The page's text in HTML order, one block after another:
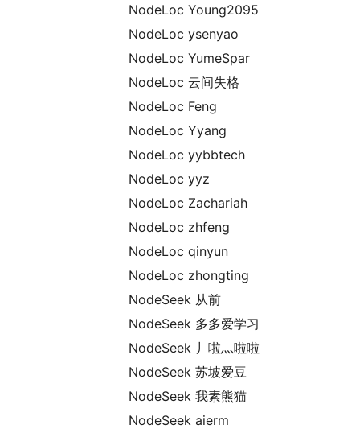
NodeLoc Young2095
NodeLoc ysenyao
NodeLoc YumeSpar
NodeLoc 云间失格
NodeLoc Feng
NodeLoc Yyang
NodeLoc yybbtech
NodeLoc yyz
NodeLoc Zachariah
NodeLoc zhfeng
NodeLoc qinyun
NodeLoc zhongting
NodeSeek 从前
NodeSeek 多多爱学习
NodeSeek 丿啦灬啦啦
NodeSeek 苏坡爱豆
NodeSeek 我素熊猫
NodeSeek aierm